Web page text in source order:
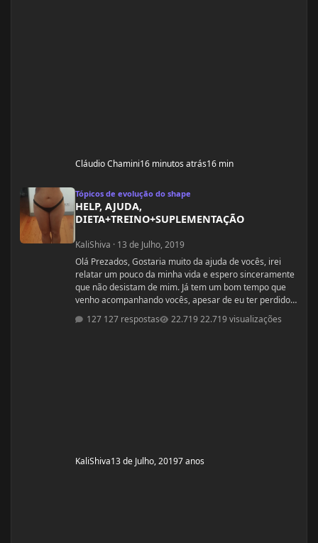
Cláudio Chamini16 minutos atrás16 min
Tópicos de evolução do shape
HELP, AJUDA,
DIETA+TREINO+SUPLEMENTAÇÃO
KaliShiva · 13 de Julho, 2019
Olá Prezados, Gostaria muito da ajuda de vocês, irei
relatar um pouco da minha vida e espero sinceramente
que não desistam de mim. Já tem um bom tempo que
venho acompanhando vocês, apesar de eu ter perdido
minha senha recentemente e tive que fazer outro
registro. Espero ser breve e não me alongar. Tenho 36
127 respostas 22.719 visualizações
KaliShiva13 de Julho, 20197 anos